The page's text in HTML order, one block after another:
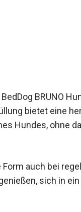
BRUNO
bietet eine
Hundes, ohne
auch bei
sich in